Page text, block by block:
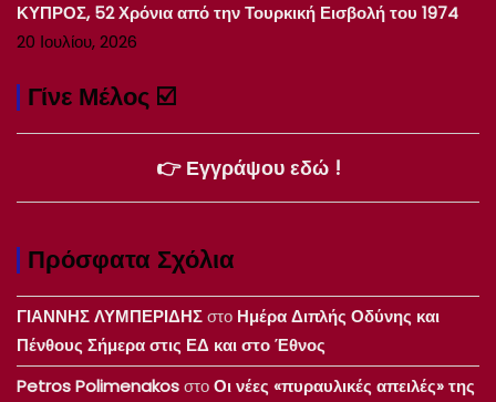
ΚΥΠΡΟΣ, 52 Χρόνια από την Τουρκική Εισβολή του 1974
20 Ιουλίου, 2026
Γίνε Μέλος ☑️
👉 Εγγράψου εδώ !
Πρόσφατα Σχόλια
ΓΙΑΝΝΗΣ ΛΥΜΠΕΡΙΔΗΣστο Ημέρα Διπλής Οδύνης και
Πένθους Σήμερα στις ΕΔ και στο Έθνος
Petros PolimenakosστοΟι νέες «πυραυλικές απειλές» της